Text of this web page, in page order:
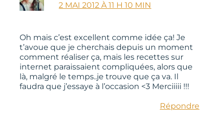
2 MAI 2012 À 11 H 10 MIN
Oh mais c’est excellent comme idée ça! Je
t’avoue que je cherchais depuis un moment
comment réaliser ça, mais les recettes sur
internet paraissaient compliquées, alors que
là, malgré le temps..je trouve que ça va. Il
faudra que j’essaye à l’occasion <3 Merciiiii !!!
Répondre